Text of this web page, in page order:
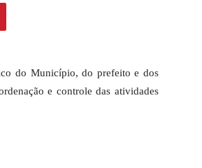
do Município, do prefeito e dos
e controle das atividades